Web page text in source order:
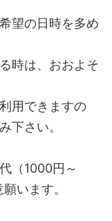
望の日時を多め
時は、おおよそ
用できますの
下さい。
（1000円～
います。